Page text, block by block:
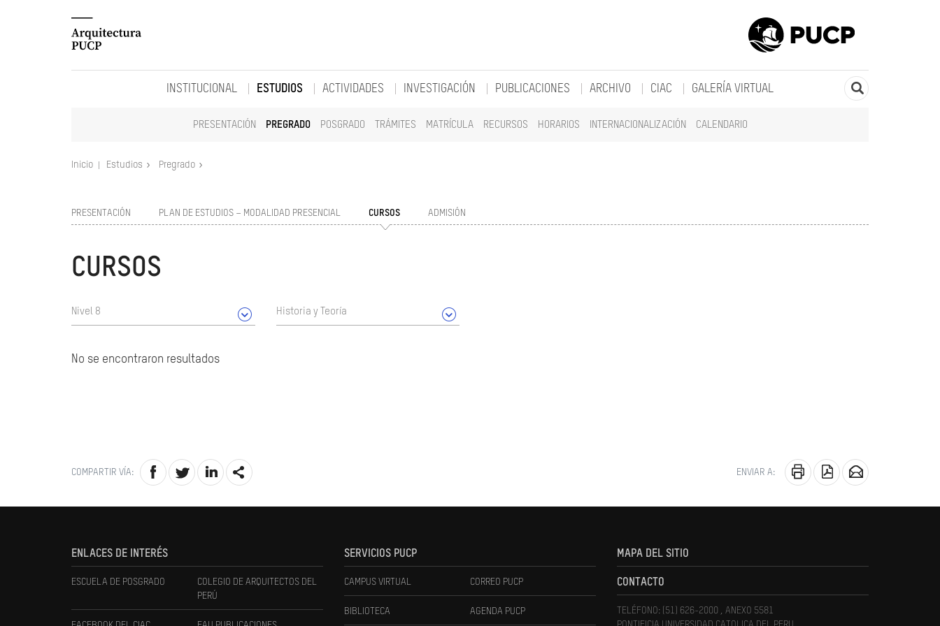
INSTITUCIONAL ESTUDIOS
PRESENTACIÓN PREGRADO POSGRADO TRÁMITES MATRÍCULA RECURSOS HORARIOS INTERNACIONALIZACIÓN CALENDARIO
ACTIVIDADES INVESTIGACIÓN PUBLICACIONES ARCHIVO CIAC GALERÍA VIRTUAL
Inicio Estudios Pregrado
PRESENTACIÓN PLAN DE ESTUDIOS – MODALIDAD PRESENCIAL CURSOS ADMISIÓN
CURSOS
Nivel 8 Historia y Teoría
No se encontraron resultados
COMPARTIR VÍA: ENVIAR A:
ENLACES DE INTERÉS
ESCUELA DE POSGRADO
COLEGIO DE ARQUITECTOS DEL
PERÚ
SERVICIOS PUCP
CAMPUS VIRTUAL CORREO PUCP
BIBLIOTECA AGENDA PUCP
MAPA DEL SITIO
CONTACTO
TELÉFONO: (51) 626-2000 , ANEXO 5581